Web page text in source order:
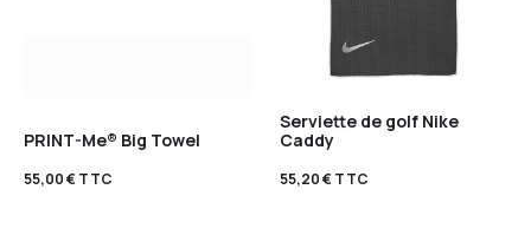
PRINT-Me® Big Towel
55,00€TTC
Serviette de golf Nike
Caddy
55,20€TTC